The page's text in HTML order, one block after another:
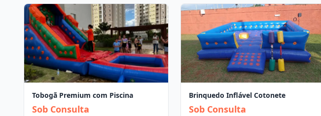
Tobogã Premium com Piscina
Sob Consulta
Brinquedo Inflável Cotonete
Sob Consulta